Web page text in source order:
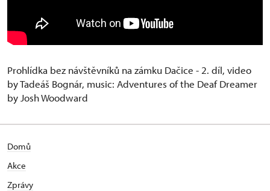
Prohlídka bez návštěvníků na zámku Dačice - 2. díl, video
by Tadeáš Bognár, music: Adventures of the Deaf Dreamer
by Josh Woodward
Domů
Akce
Zprávy